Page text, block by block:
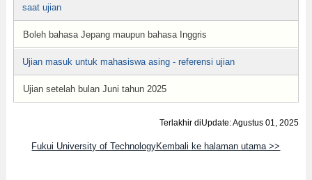
saat ujian
Boleh bahasa Jepang maupun bahasa Inggris
Ujian masuk untuk mahasiswa asing - referensi ujian
Ujian setelah bulan Juni tahun 2025
Terlakhir diUpdate: Agustus 01, 2025
Fukui University of TechnologyKembali ke halaman utama >>